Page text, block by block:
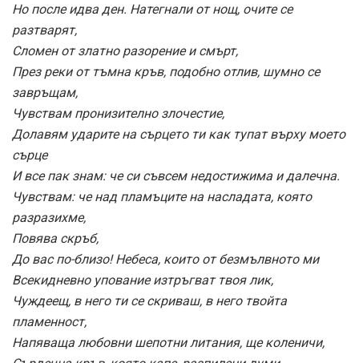
Но после идва ден. Натегнали от нощ, очите се
разтварят,
Сломен от златно разорение и смърт,
През реки от тъмна кръв, подобно отлив, шумно се
завръщам,
Чувствам пронизително злочестие,
Долавям ударите на сърцето ти как тупат върху моето
сърце
И все пак знам: че си съвсем недостижима и далечна.
Чувствам: че над пламъците на насладата, която
разразихме,
Повява скръб,
До вас по-близо! Небеса, които от безмълвното ми
Всекидневно упование изтръгват твоя лик,
Чуждеещ, в него ти се скриваш, в него твойта
пламенност,
Напяваща любовни шепотни литания, ще коленичи,